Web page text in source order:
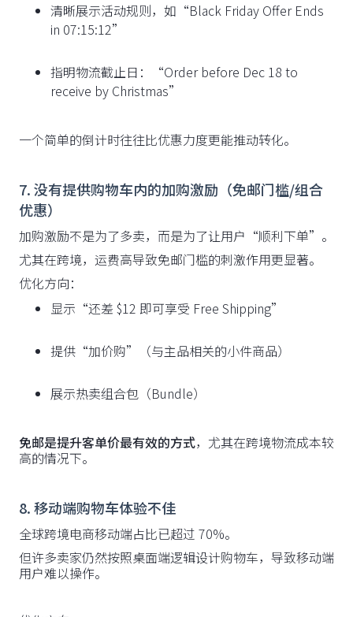
清晰展示活动规则，如“Black Friday Offer Ends
in 07:15:12”
指明物流截止日：“Order before Dec 18 to
receive by Christmas”
一个简单的倒计时往往比优惠力度更能推动转化。
7. 没有提供购物车内的加购激励（免邮门槛/组合
优惠）
加购激励不是为了多卖，而是为了让用户“顺利下单”。
尤其在跨境，运费高导致免邮门槛的刺激作用更显著。
优化方向：
显示“还差 $12 即可享受 Free Shipping”
提供“加价购”（与主品相关的小件商品）
展示热卖组合包（Bundle）
免邮是提升客单价最有效的方式，尤其在跨境物流成本较
高的情况下。
8. 移动端购物车体验不佳
全球跨境电商移动端占比已超过 70%。
但许多卖家仍然按照桌面端逻辑设计购物车，导致移动端
用户难以操作。